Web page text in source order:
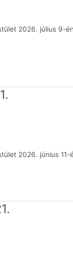
2026. július 9-
2026. június